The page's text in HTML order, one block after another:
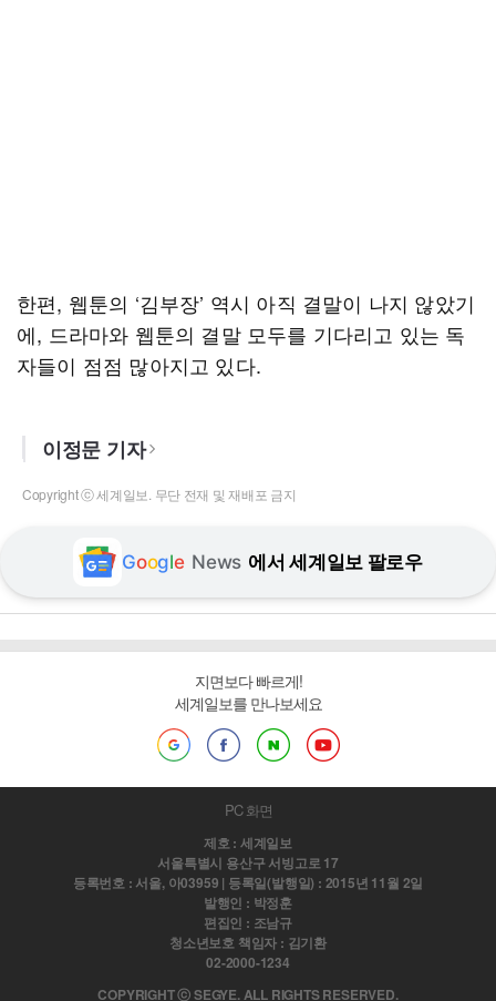
한편, 웹툰의 ‘김부장’ 역시 아직 결말이 나지 않았기
에, 드라마와 웹툰의 결말 모두를 기다리고 있는 독
자들이 점점 많아지고 있다.
이정문 기자
Copyright ⓒ 세계일보. 무단 전재 및 재배포 금지
Google News 에서 세계일보 팔로우
지면보다 빠르게!
세계일보를 만나보세요
PC 화면
제호 : 세계일보
서울특별시 용산구 서빙고로 17
등록번호 : 서울, 아03959 | 등록일(발행일) : 2015년 11월 2일
발행인 : 박정훈
편집인 : 조남규
청소년보호 책임자 : 김기환
02-2000-1234
COPYRIGHT ⓒ SEGYE. ALL RIGHTS RESERVED.